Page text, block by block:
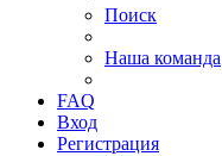
Поиск
Наша команда
FAQ
Вход
Регистрация